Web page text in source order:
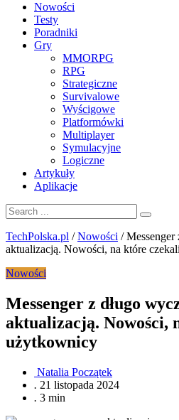
Nowości
Testy
Poradniki
Gry
MMORPG
RPG
Strategiczne
Survivalowe
Wyścigowe
Platformówki
Multiplayer
Symulacyjne
Logiczne
Artykuły
Aplikacje
TechPolska.pl /Nowości /Messenger
aktualizacją. Nowości, na które
Nowości
Messenger z długo
aktualizacją. Nowości,
użytkownicy
Natalia Początek
. 21 listopada 2024
. 3 min